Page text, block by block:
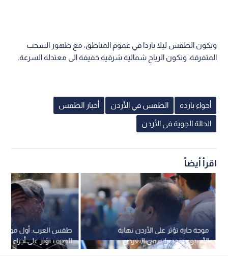
ويكون الطقس ليلا باردا في عموم المناطق، مع ظهور السحب
المتفرقة، وتكون الرياح شمالية شرقية خفيفة الى معتدلة السرعة.
أجواء باردة الطقس في الأردن أخبار الطقس
الحالة الجوية في الأردن
اقرأ أيضاً
طقس العرب: أول موجة
الصيف تؤثر على أجزاء من
موجة حارة تؤثر على الأردن نهاية
الأسبوع وتحذيرات من التعرض
المباشر للشمس